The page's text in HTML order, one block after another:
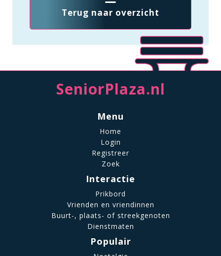
Terug naar overzicht
SeniorPlaza.nl
Menu
Home
Login
Registreer
Zoek
Interactie
Prikbord
Vrienden en vriendinnen
Buurt-, plaats- of streekgenoten
Dienstmaten
Populair